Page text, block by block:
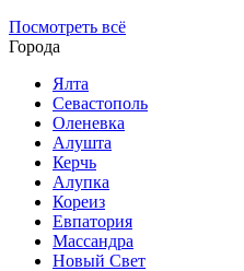
Посмотреть всё
Города
Ялта
Севастополь
Оленевка
Алушта
Керчь
Алупка
Кореиз
Евпатория
Массандра
Новый Свет